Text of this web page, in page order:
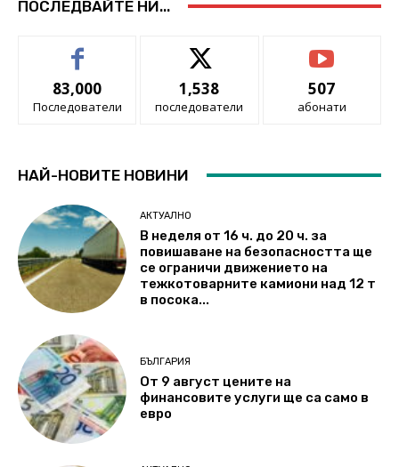
ПОСЛЕДВАЙТЕ НИ...
83,000
Последователи
1,538
последователи
507
абонати
НАЙ-НОВИТЕ НОВИНИ
АКТУАЛНО
В неделя от 16 ч. до 20 ч. за
повишаване на безопасността ще
се ограничи движението на
тежкотоварните камиони над 12 т
в посока...
БЪЛГАРИЯ
От 9 август цените на
финансовите услуги ще са само в
евро